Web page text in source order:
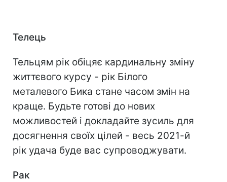
Телець
Тельцям рік обіцяє кардинальну зміну
життєвого курсу - рік Білого
металевого Бика стане часом змін на
краще. Будьте готові до нових
можливостей і докладайте зусиль для
досягнення своїх цілей - весь 2021-й
рік удача буде вас супроводжувати.
Рак